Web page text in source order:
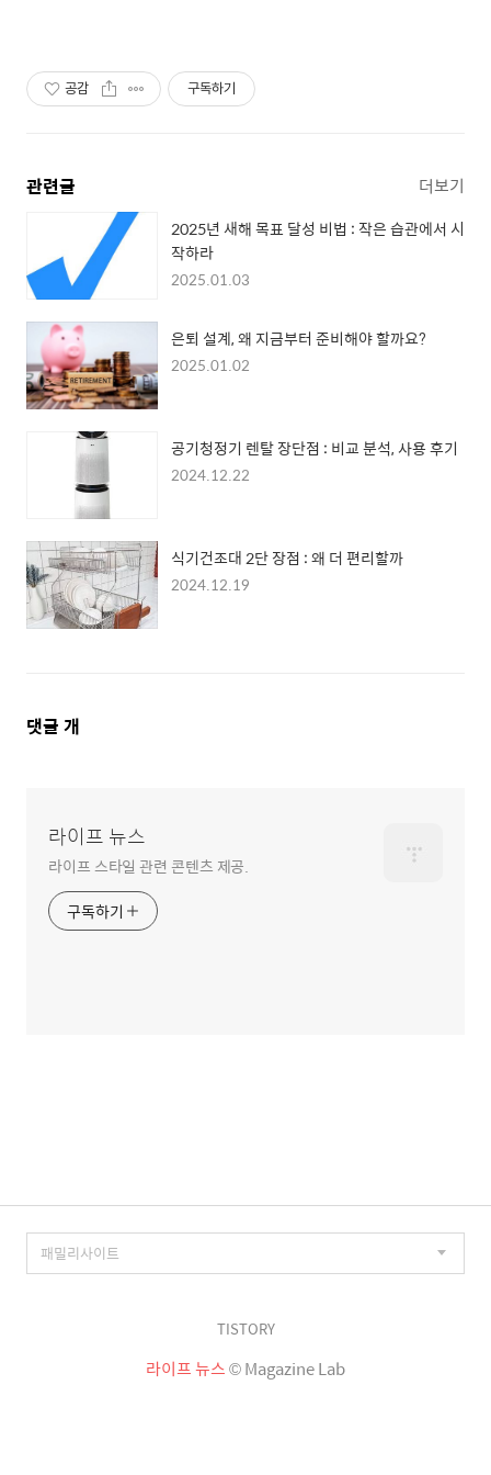
공감 구독하기
관련글 더보기
2025년 새해 목표 달성 비법 : 작은 습관에서 시
작하라
2025.01.03
은퇴 설계, 왜 지금부터 준비해야 할까요?
2025.01.02
공기청정기 렌탈 장단점 : 비교 분석, 사용 후기
2024.12.22
식기건조대 2단 장점 : 왜 더 편리할까
2024.12.19
댓
댓글 개
라이프 뉴스
라이프 스타일 관련 콘텐츠 제공.
구독하기
TISTORY
라이프 뉴스© Magazine Lab